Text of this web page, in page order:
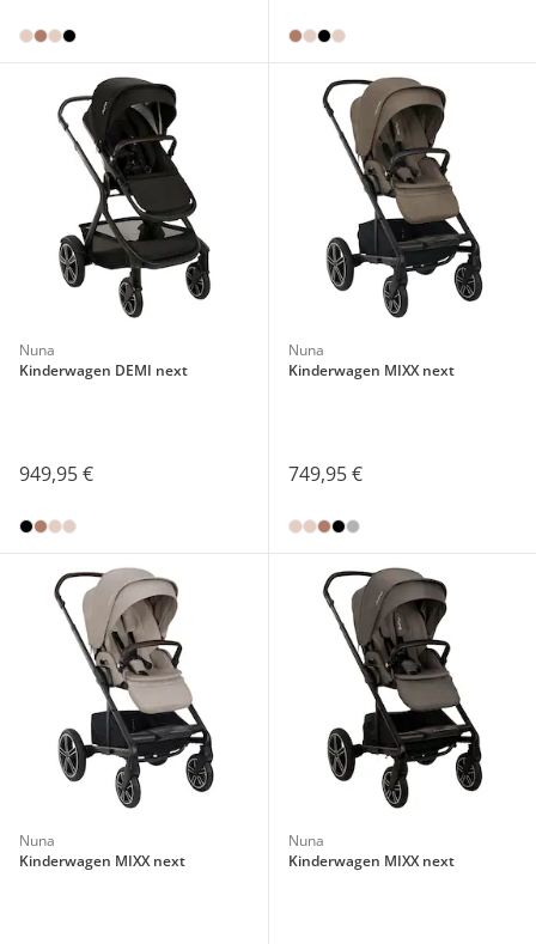
Nuna
Kinderwagen DEMI next
949,95 €
Nuna
Kinderwagen MIXX next
749,95 €
Nuna
Kinderwagen MIXX next
Nuna
Kinderwagen MIXX next